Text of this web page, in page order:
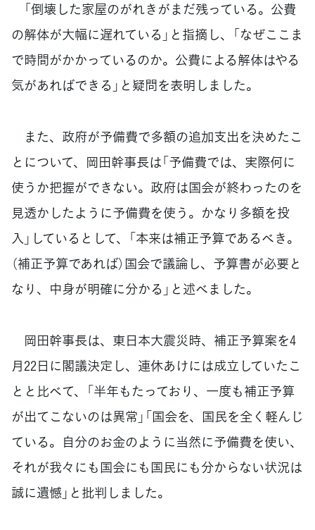
「倒壊した家屋のがれきがまだ残っている。公費
の解体が大幅に遅れている」と指摘し、「なぜここま
で時間がかかっているのか。公費による解体はやる
気があればできる」と疑問を表明しました。
また、政府が予備費で多額の追加支出を決めたこ
とについて、岡田幹事長は「予備費では、実際何に
使うか把握ができない。政府は国会が終わったのを
見透かしたように予備費を使う。かなり多額を投
入」しているとして、「本来は補正予算であるべき。
（補正予算であれば）国会で議論し、予算書が必要と
なり、中身が明確に分かる」と述べました。
岡田幹事長は、東日本大震災時、補正予算案を4
月22日に閣議決定し、連休あけには成立していたこ
とと比べて、「半年もたっており、一度も補正予算
が出てこないのは異常」「国会を、国民を全く軽んじ
ている。自分のお金のように当然に予備費を使い、
それが我々にも国会にも国民にも分からない状況は
誠に遺憾」と批判しました。